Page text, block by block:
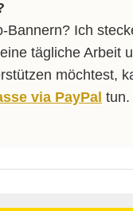
Ich
tägliche Arbeit
möchtest,
via PayPal tun.